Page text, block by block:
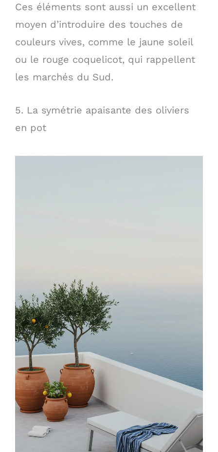
Ces éléments sont aussi un excellent
moyen d’introduire des touches de
couleurs vives, comme le jaune soleil
ou le rouge coquelicot, qui rappellent
les marchés du Sud.
5. La symétrie apaisante des oliviers
en pot